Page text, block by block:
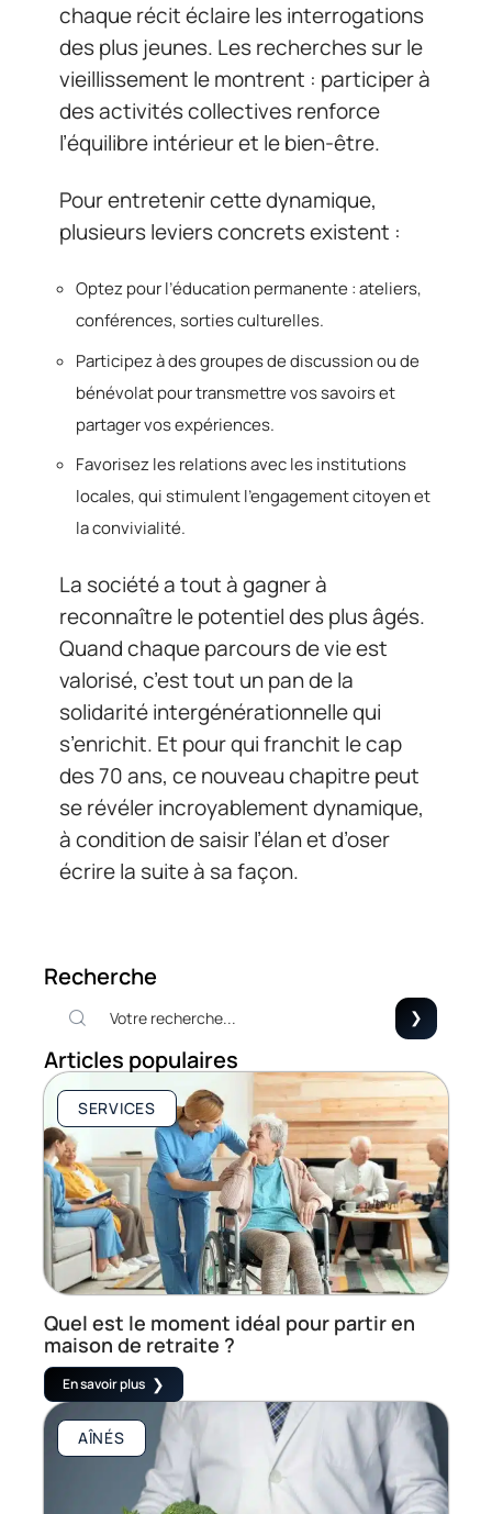
chaque récit éclaire les interrogations
des plus jeunes. Les recherches sur le
vieillissement le montrent : participer à
des activités collectives renforce
l’équilibre intérieur et le bien-être.
Pour entretenir cette dynamique,
plusieurs leviers concrets existent :
Optez pour l’éducation permanente : ateliers,
conférences, sorties culturelles.
Participez à des groupes de discussion ou de
bénévolat pour transmettre vos savoirs et
partager vos expériences.
Favorisez les relations avec les institutions
locales, qui stimulent l’engagement citoyen et
la convivialité.
La société a tout à gagner à
reconnaître le potentiel des plus âgés.
Quand chaque parcours de vie est
valorisé, c’est tout un pan de la
solidarité intergénérationnelle qui
s’enrichit. Et pour qui franchit le cap
des 70 ans, ce nouveau chapitre peut
se révéler incroyablement dynamique,
à condition de saisir l’élan et d’oser
écrire la suite à sa façon.
Recherche
Articles populaires
SERVICES
Quel est le moment idéal pour partir en
maison de retraite ?
En savoir plus
AÎNÉS